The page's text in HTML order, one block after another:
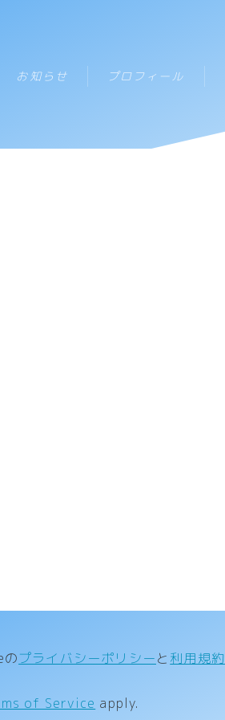
お知らせ プロフィール
プライバシーポリシーと 利用規約
of Service apply.